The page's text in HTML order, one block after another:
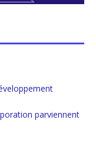
parviennent